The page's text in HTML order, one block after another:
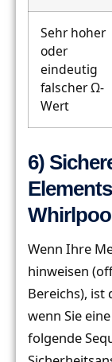
Sehr hoher
oder
eindeutig
falscher Ω-
Wert
6)
Wenn Ihre
hinweisen
Bereichs), ist
wenn Sie
folgende